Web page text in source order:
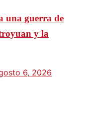
una guerra de
y la
6, 2026